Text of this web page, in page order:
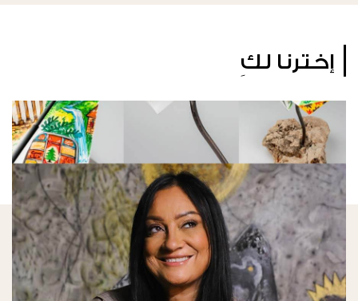
إخترنا لكِ